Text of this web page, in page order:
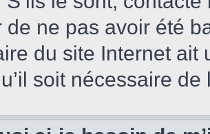
de ne pas avoir été
du site Internet
soit nécessaire de